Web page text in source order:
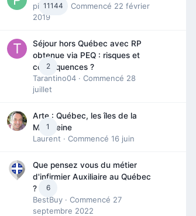
11144
piinoush
· Commencé 22 février
2019
2
Séjour hors Québec avec RP
obtenue via PEQ : risques et
conséquences ?
Tarantino04 · Commencé 28
juillet
1
Arte : Québec, les îles de la
Madeleine
Laurent · Commencé 16 juin
6
Que pensez vous du métier
d'infirmier Auxiliaire au Québec
?
BestBuy · Commencé 27
septembre 2022